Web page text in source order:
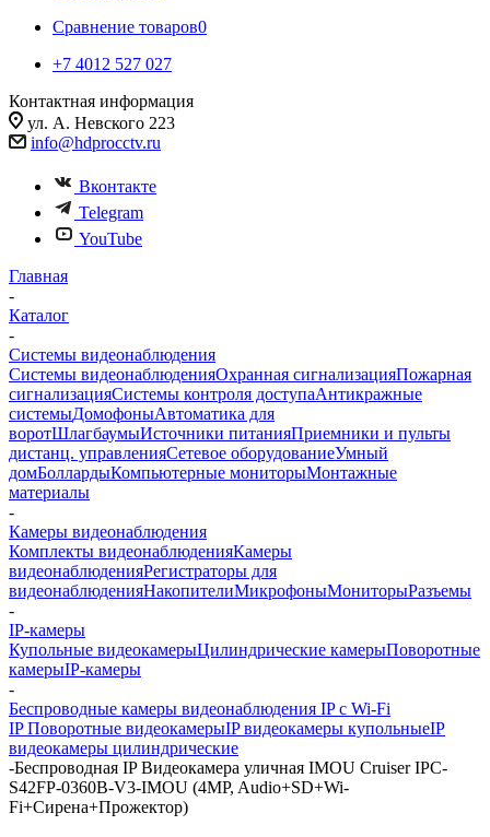
Сравнение товаров0
+7 4012 527 027
Контактная информация
ул. А. Невского 223
info@hdprocctv.ru
Вконтакте
Telegram
YouTube
Главная
-
Каталог
-
Системы видеонаблюдения
Системы видеонаблюденияОхранная сигнализацияПожарная
сигнализацияСистемы контроля доступаАнтикражные
системыДомофоныАвтоматика для
воротШлагбаумыИсточники питанияПриемники и пульты
дистанц. управленияСетевое оборудованиеУмный
домБоллардыКомпьютерные мониторыМонтажные
материалы
-
Камеры видеонаблюдения
Комплекты видеонаблюденияКамеры
видеонаблюденияРегистраторы для
видеонаблюденияНакопителиМикрофоныМониторыРазъемы
-
IP-камеры
Купольные видеокамерыЦилиндрические камерыПоворотные
камерыIP-камеры
-
Беспроводные камеры видеонаблюдения IP с Wi-Fi
IP Поворотные видеокамерыIP видеокамеры купольныеIP
видеокамеры цилиндрические
-Беспроводная IP Видеокамера уличная IMOU Cruiser IPC-
S42FP-0360B-V3-IMOU (4MP, Audio+SD+Wi-
Fi+Сирена+Прожектор)